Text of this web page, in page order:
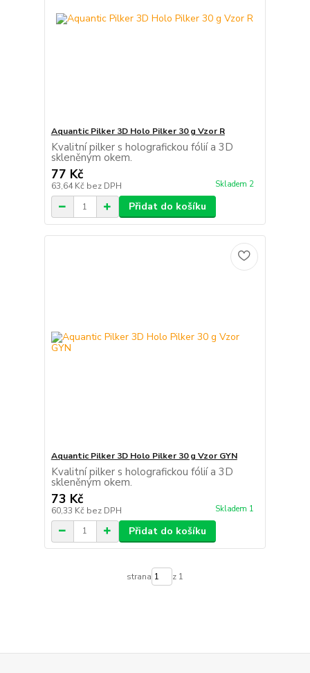
Aquantic Pilker 3D Holo Pilker 30 g Vzor R
Kvalitní pilker s holografickou fólií a 3D
skleněným okem.
77 Kč
63,64 Kč bez DPH Skladem 2
Přidat do košíku
Aquantic Pilker 3D Holo Pilker 30 g Vzor GYN
Kvalitní pilker s holografickou fólií a 3D
skleněným okem.
73 Kč
60,33 Kč bez DPH Skladem 1
Přidat do košíku
strana z 1